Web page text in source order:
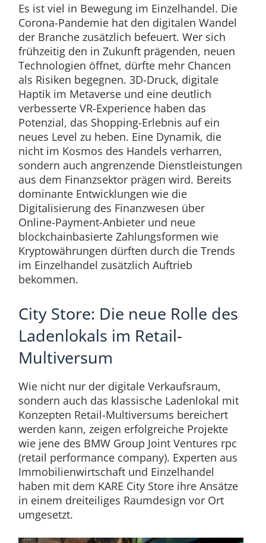
Es ist viel in Bewegung im Einzelhandel. Die
Corona-Pandemie hat den digitalen Wandel
der Branche zusätzlich befeuert. Wer sich
frühzeitig den in Zukunft prägenden, neuen
Technologien öffnet, dürfte mehr Chancen
als Risiken begegnen. 3D-Druck, digitale
Haptik im Metaverse und eine deutlich
verbesserte VR-Experience haben das
Potenzial, das Shopping-Erlebnis auf ein
neues Level zu heben. Eine Dynamik, die
nicht im Kosmos des Handels verharren,
sondern auch angrenzende Dienstleistungen
aus dem Finanzsektor prägen wird. Bereits
dominante Entwicklungen wie die
Digitalisierung des Finanzwesen über
Online-Payment-Anbieter und neue
blockchainbasierte Zahlungsformen wie
Kryptowährungen dürften durch die Trends
im Einzelhandel zusätzlich Auftrieb
bekommen.
City Store: Die neue Rolle des
Ladenlokals im Retail-
Multiversum
Wie nicht nur der digitale Verkaufsraum,
sondern auch das klassische Ladenlokal mit
Konzepten Retail-Multiversums bereichert
werden kann, zeigen erfolgreiche Projekte
wie jene des BMW Group Joint Ventures rpc
(retail performance company). Experten aus
Immobilienwirtschaft und Einzelhandel
haben mit dem KARE City Store ihre Ansätze
in einem dreiteiliges Raumdesign vor Ort
umgesetzt.